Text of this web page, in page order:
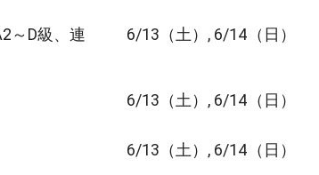
～D級、連
6/13（土）, 6/14（日）
6/13（土）, 6/14（日）
6/13（土）, 6/14（日）